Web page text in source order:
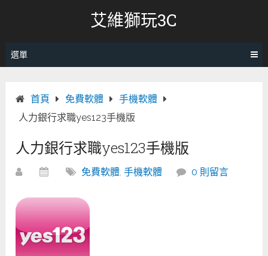
艾維獅玩3C
選單
首頁 免費軟體
手機軟體
人力銀行求職yes123手機版
人力銀行求職yes123手機版
免費軟體,手機軟體 0 則留言